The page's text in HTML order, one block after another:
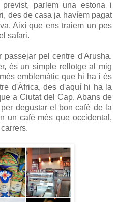
parlem una estona i
des de casa ja havíem pagat
Així que ens traiem un pes
safari.
pel centre d'Arusha.
és un simple rellotge al mig
emblemàtic que hi ha i és
d'Àfrica, des d'aquí hi ha la
a Ciutat del Cap. Abans de
degustar el bon cafè de la
un cafè més que occidental,